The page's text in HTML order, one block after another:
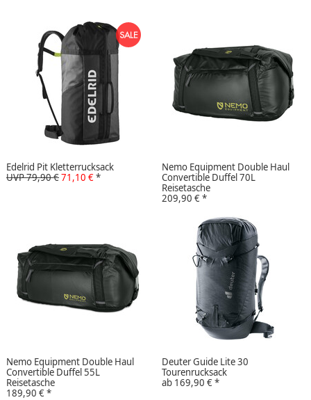
Edelrid Pit Kletterrucksack
UVP 79,90 €71,10 €*
Nemo Equipment Double Haul
Convertible Duffel 70L
Reisetasche
209,90 €*
Nemo Equipment Double Haul
Convertible Duffel 55L
Reisetasche
189,90 €*
Deuter Guide Lite 30
Tourenrucksack
ab 169,90 €*